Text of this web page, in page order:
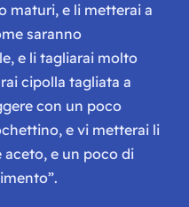
maturi, e li metterai a
saranno
e li tagliarai molto
cipolla tagliata a
con un poco
e vi metterai li
aceto, e un poco di